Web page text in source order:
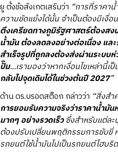
ยู ตั้งข้อสังเกตเสริมว่า “การที่ราคา
ความขัดแย้งได้นั้น จำเป็นต้องมีเงื่อ
ตึงเครียดทางภูมิรัฐศาสตร์ต้องสง
น้ำมัน ต้องลดลงอย่างต่อเนื่อง แล
สำเร็จรูปที่ถูกลงต้องส่งผ่านระบบ
ปั๊ม...เรามองว่าหากเงื่อนไขเหล่านี้เ
กลับไปจุดเดิมได้ในช่วงต้นปี 2027”
ด้าน ดร.บรอดสต็อก กล่าวว่า “สิ่งส
การยอมรับความจริงว่าราคาน้ำมั
มากๆ อย่างรวดเร็วซึ่งสำหรับแต่ละ
ต้องปรับเปลี่ยนพฤติกรรมการขับขี่
รถยนต์ใช้น้ำมันไปเป็นรถยนต์ไฮบ